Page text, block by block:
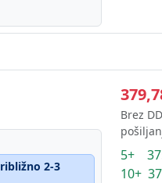
2-3
Brez
5+
10+